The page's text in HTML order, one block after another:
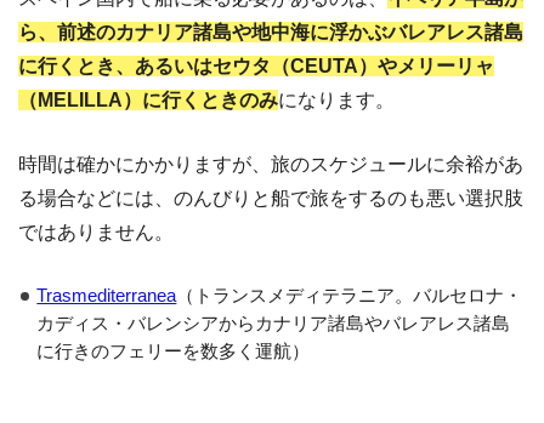
ら、前述のカナリア諸島や地中海に浮かぶバレアレス諸島
に行くとき、あるいはセウタ（CEUTA）やメリーリャ
（MELILLA）に行くときのみになります。
時間は確かにかかりますが、旅のスケジュールに余裕があ
る場合などには、のんびりと船で旅をするのも悪い選択肢
ではありません。
Trasmediterranea （トランスメディテラニア。バルセロナ・
カディス・バレンシアからカナリア諸島やバレアレス諸島
に行きのフェリーを数多く運航）